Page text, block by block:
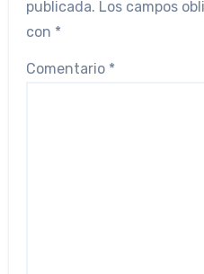
publicada. Los campos
con *
Comentario *